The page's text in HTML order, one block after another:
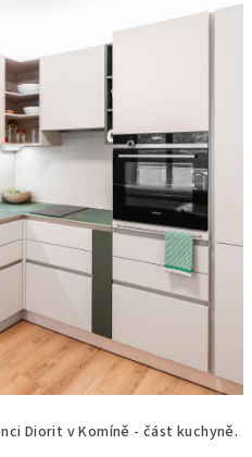
Diorit v Komíně - část kuchyně.